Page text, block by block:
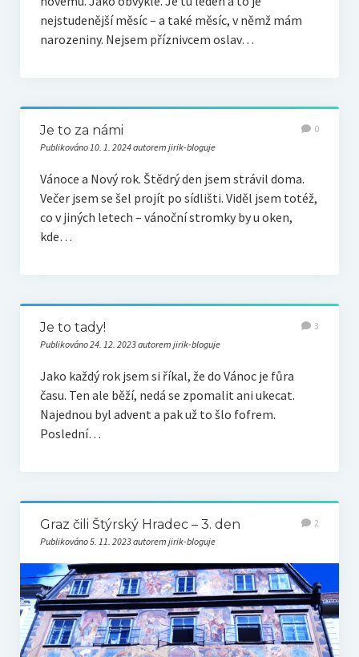
nejstudenější měsíc – a také měsíc, v němž mám
narozeniny. Nejsem příznivcem oslav…
Je to za námi
Publikováno 10. 1. 2024 autorem jirik-bloguje
0
Vánoce a Nový rok. Štědrý den jsem strávil doma.
Večer jsem se šel projít po sídlišti. Viděl jsem totéž,
co v jiných letech – vánoční stromky by u oken,
kde…
Je to tady!
Publikováno 24. 12. 2023 autorem jirik-bloguje
3
Jako každý rok jsem si říkal, že do Vánoc je fůra
času. Ten ale běží, nedá se zpomalit ani ukecat.
Najednou byl advent a pak už to šlo fofrem.
Poslední…
Graz čili Štýrský Hradec – 3. den
Publikováno 5. 11. 2023 autorem jirik-bloguje
2